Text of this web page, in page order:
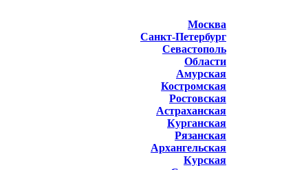
Москва
Санкт-Петербург
Севастополь
Области
Амурская
Костромская
Ростовская
Астраханская
Курганская
Рязанская
Архангельская
Курская